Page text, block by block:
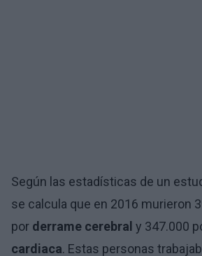
Según las estadísticas de un
se calcula que en 2016 murieron
por derrame cerebral y 347.000
cardiaca. Estas personas